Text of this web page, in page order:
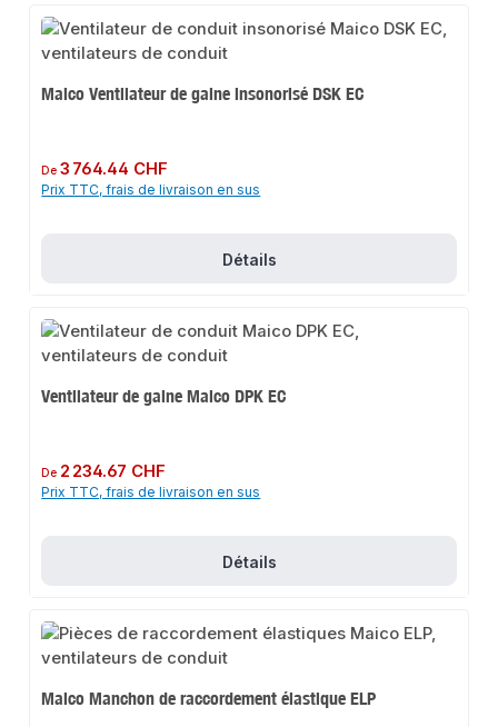
Maico Ventilateur de gaine insonorisé DSK EC
Prix régulier :
De3 764.44 CHF
Prix TTC, frais de livraison en sus
Détails
Ventilateur de gaine Maico DPK EC
Prix régulier :
De 2 234.67 CHF
Prix TTC, frais de livraison en sus
Détails
Maico Manchon de raccordement élastique ELP